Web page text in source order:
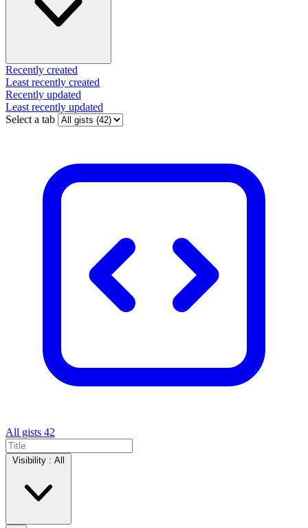
Recently created
Least recently created
Recently updated
Least recently updated
Select a tab
All gists 42
Visibility : All